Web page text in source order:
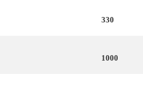
330
1000